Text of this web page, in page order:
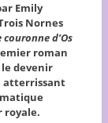
Emily
Nornes
couronne d’Os
roman
devenir
atterrissant
royale.